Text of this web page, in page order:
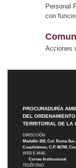
Personal
con
Acciones
PROCURADURÍA
DEL ORDENAMIENTO
TERRITORIAL DE LA
DIRECCIÓN
Medellín 202, Col. Roma
Cuauhtémoc, C.P. 06700,
WEB E-MAIL
Correo Institucional
TELÉFONO